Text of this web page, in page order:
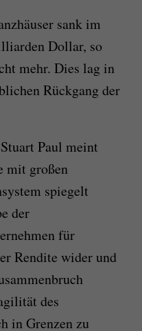
sank im
Dollar, so
mehr. Dies lag in
Rückgang der
Stuart Paul meint
mit großen
spiegelt
der
für
Rendite wider und
des
in Grenzen zu